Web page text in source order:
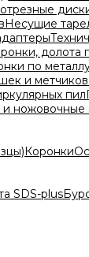
Несущие
долота
по
и метчиков
пил
и ножовочные
Коронки
SDS-plus